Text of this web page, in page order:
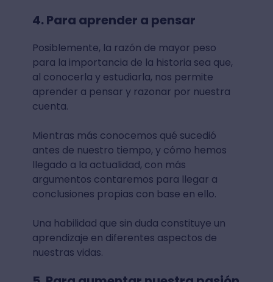
4. Para aprender a pensar
Posiblemente, la razón de mayor peso
para la importancia de la historia sea que,
al conocerla y estudiarla, nos permite
aprender a pensar y razonar por nuestra
cuenta.
Mientras más conocemos qué sucedió
antes de nuestro tiempo, y cómo hemos
llegado a la actualidad, con más
argumentos contaremos para llegar a
conclusiones propias con base en ello.
Una habilidad que sin duda constituye un
aprendizaje en diferentes aspectos de
nuestras vidas.